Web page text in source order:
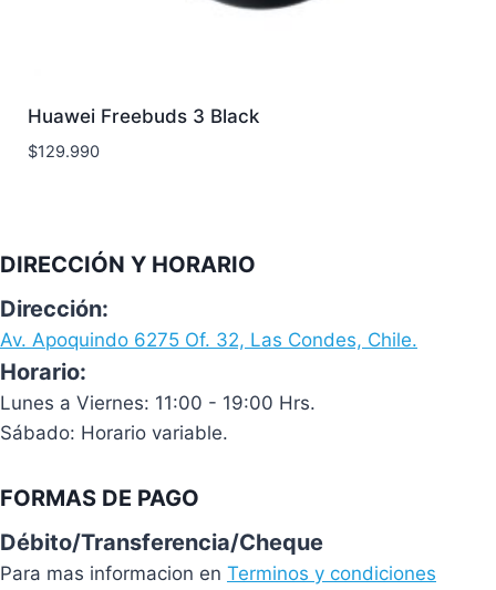
Huawei Freebuds 3 Black
$129.990
DIRECCIÓN Y HORARIO
Dirección:
Av. Apoquindo 6275 Of. 32, Las Condes, Chile.
Horario:
Lunes a Viernes: 11:00 - 19:00 Hrs.
Sábado: Horario variable.
FORMAS DE PAGO
Débito/Transferencia/Cheque
Para mas informacion en Terminos y condiciones